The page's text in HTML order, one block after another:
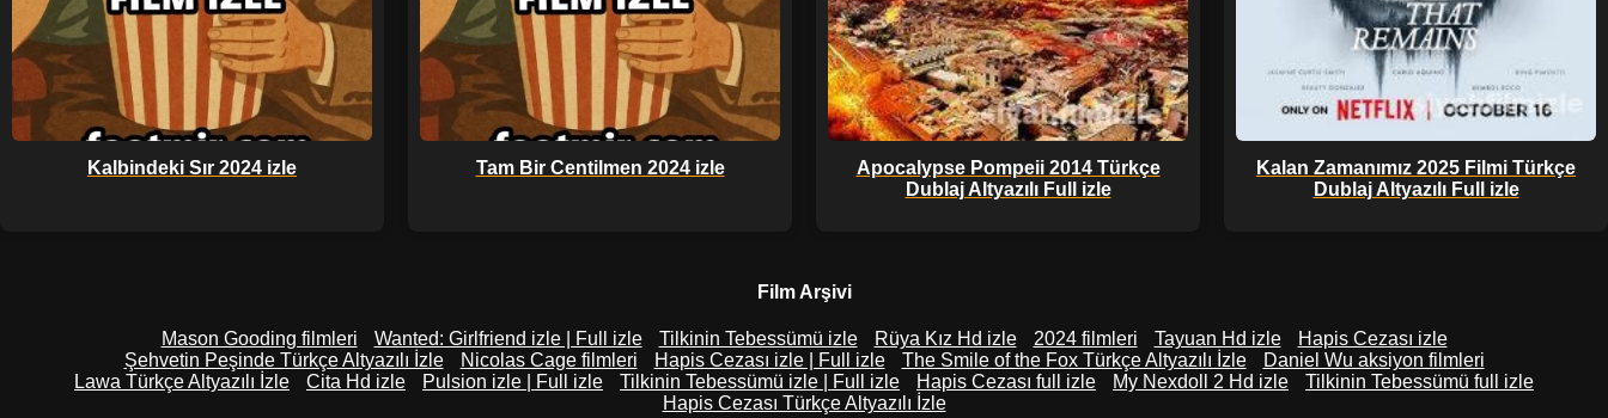
Kalbindeki Sır 2024 izle Tam Bir Centilmen 2024 izle
Apocalypse Pompeii 2014 Türkçe
Dublaj Altyazılı Full izle
Kalan Zamanımız 2025 Filmi Türkçe
Dublaj Altyazılı Full izle
Film Arşivi
Mason Gooding filmleri Wanted: Girlfriend izle | Full izle Tilkinin Tebessümü izle Rüya Kız Hd izle 2024 filmleri Tayuan Hd izle
Hapis Cezası izle
Şehvetin Peşinde Türkçe Altyazılı İzle
Nicolas Cage filmleri Hapis Cezası izle | Full izle The Smile of the Fox Türkçe Altyazılı İzle
Daniel Wu aksiyon filmleri
Lawa Türkçe Altyazılı İzle
Cita Hd izle Pulsion izle | Full izle Tilkinin Tebessümü izle | Full izle Hapis Cezası full izle My Nexdoll 2 Hd izle
Tilkinin Tebessümü full izle
Hapis Cezası Türkçe Altyazılı İzle